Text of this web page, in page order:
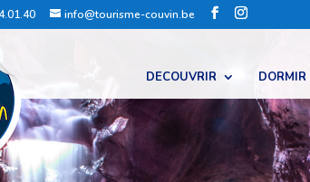
info@tourisme-couvin.be
DECOUVRIR DORMIR